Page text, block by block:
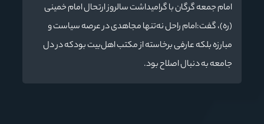
امام جمعه گرگان با گرامیداشت سالروز ارتحال امام خمینی
(ره)، گفت:امام راحل نه‌تنها مجاهدی در عرصه سیاست و
مبارزه بلکه عارفی برخاسته از مکتب اهل‌بیت بودکه در دل
جامعه به دنبال اصلاح بود.